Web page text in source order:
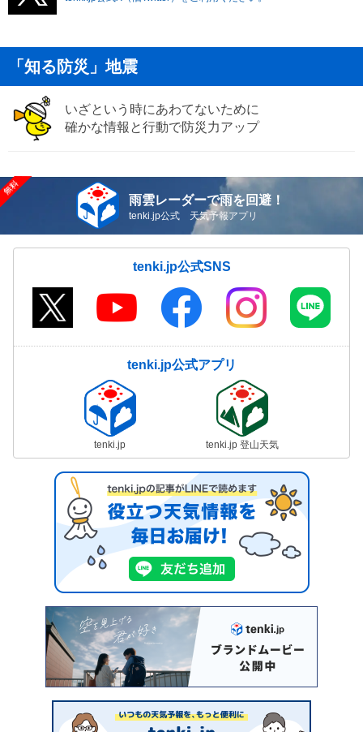
「知る防災」地震
いざという時にあわてないために
確かな情報と行動で防災力アップ
雨雲レーダーで雨を回避！
tenki.jp公式 天気予報アプリ
tenki.jp公式SNS
tenki.jp公式アプリ
tenki.jp tenki.jp 登山天気